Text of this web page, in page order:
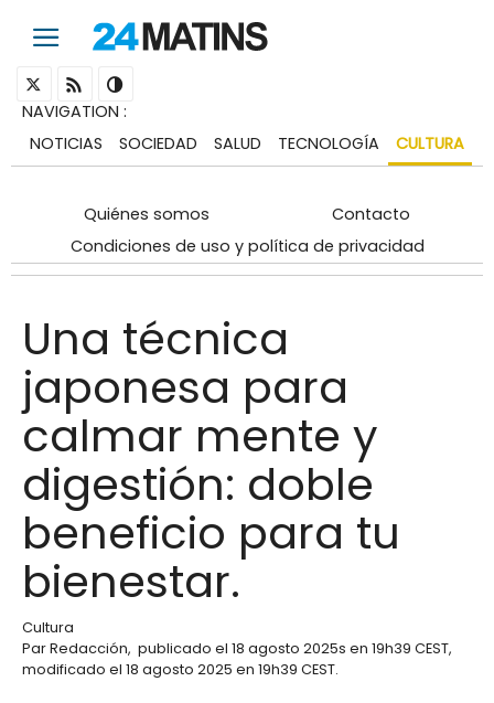
NAVIGATION :
NOTICIAS
SOCIEDAD SALUD TECNOLOGÍA CULTURA
Quiénes somos
Contacto
Condiciones de uso y política de privacidad
Una técnica
japonesa para
calmar mente y
digestión: doble
beneficio para tu
bienestar.
Cultura
ParRedacción, publicado el 18 agosto 2025s en 19h39 CEST,
modificado el 18 agosto 2025 en 19h39 CEST.